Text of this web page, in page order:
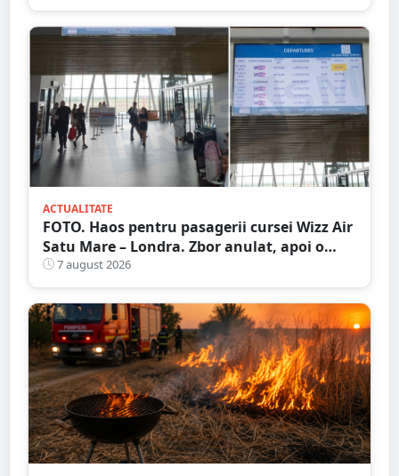
ACTUALITATE
FOTO. Haos pentru pasagerii cursei Wizz Air
Satu Mare – Londra. Zbor anulat, apoi o
nouă întârziere. Fără explicații clare
7 august 2026